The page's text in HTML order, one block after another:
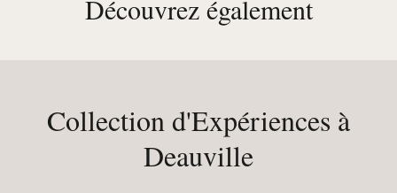
Découvrez également
Collection d'Expériences à
Deauville